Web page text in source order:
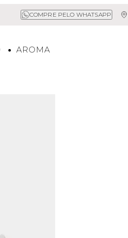
Frete Grátis acima de R$500*
COMPRE PELO WHATSAPP
AROMA